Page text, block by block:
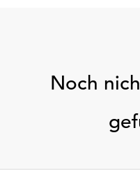
Noch